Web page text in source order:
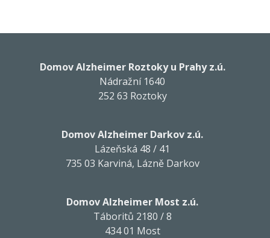
Domov Alzheimer Roztoky u Prahy z.ú.
Nádražní 1640
252 63 Roztoky
Domov Alzheimer Darkov z.ú.
Lázeňská 48 / 41
735 03 Karviná, Lázně Darkov
Domov Alzheimer Most z.ú.
Táboritů 2180 / 8
434 01 Most